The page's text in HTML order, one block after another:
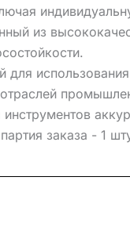
из
заказа - 1